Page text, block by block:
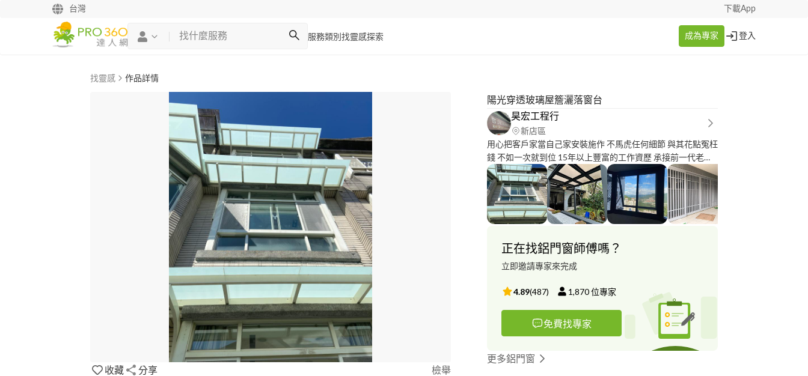
台灣 下載App
服務類別 找靈感探索 成為專家 登入
找靈感 作品詳情
收藏 分享 檢舉
陽光穿透玻璃屋簷灑落窗台
昊宏工程行
新店區
用心把客戶家當自己家安裝施作 不馬虎任何細節 與其花點冤枉
錢 不如一次就到位 15年以上豐富的工作資歷 承接前一代老闆
的手藝 繼續努力替客戶服務
正在找鋁門窗師傅嗎？
立即邀請專家來完成
4.89(487) 1,870位專家
免費找專家
更多鋁門窗